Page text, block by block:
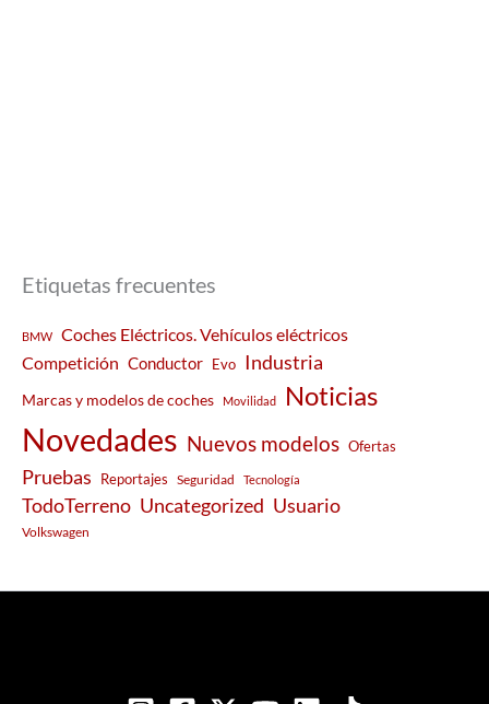
Etiquetas frecuentes
BMW
Coches Eléctricos. Vehículos eléctricos
Competición Conductor Evo Industria
Marcas y modelos de coches Movilidad Noticias
Novedades Nuevos modelos Ofertas
Pruebas Reportajes Seguridad Tecnología
TodoTerreno Uncategorized Usuario
Volkswagen